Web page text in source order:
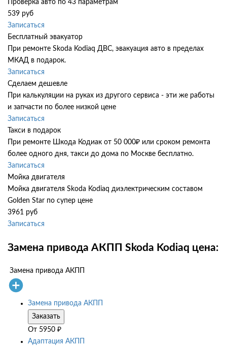
Проверка авто по 43 параметрам
539 руб
Записаться
Бесплатный эвакуатор
При ремонте Skoda Kodiaq ДВС, эвакуация авто в пределах
МКАД в подарок.
Записаться
Сделаем дешевле
При калькуляции на руках из другого сервиса - эти же работы
и запчасти по более низкой цене
Записаться
Такси в подарок
При ремонте Шкода Кодиак от 50 000₽ или сроком ремонта
более одного дня, такси до дома по Москве бесплатно.
Записаться
Мойка двигателя
Мойка двигателя Skoda Kodiaq диэлектрическим составом
Golden Star по супер цене
3961 руб
Записаться
Замена привода АКПП Skoda Kodiaq цена:
Замена привода АКПП
Замена привода АКПП
Заказать
От 5950 ₽
Адаптация АКПП